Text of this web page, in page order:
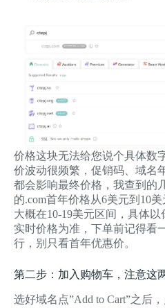
价格这块无法给您说个具体数
价波动很频繁，促销码、域名
都会影响最终价格，我查到的
的.com首年价格从6美元到10
大概在10-19美元区间，具体
实时价格为准，下单前记得看
行，别只看首年优惠价。
第二步：加入购物车，注意这
选好域名点”Add to Cart”之后